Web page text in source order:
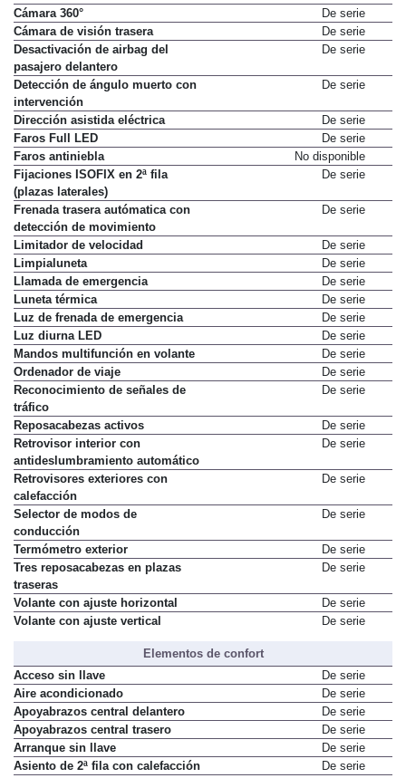
Control de velocidad
De serie
Cámara 360°
De serie
Cámara de visión trasera
De serie
Desactivación de airbag del
pasajero delantero
Detección de ángulo muerto con
intervención
Dirección asistida eléctrica
De serie
Faros Full LED
De serie
Faros antiniebla
No disponible
Fijaciones ISOFIX en 2ª fila
(plazas laterales)
Frenada trasera autómatica con
detección de movimiento
Limitador de velocidad
De serie
Limpialuneta
De serie
Llamada de emergencia
De serie
Luneta térmica
De serie
Luz de frenada de emergencia
De serie
Luz diurna LED
De serie
Mandos multifunción en volante
De serie
Ordenador de viaje
De serie
Reconocimiento de señales de
tráfico
Reposacabezas activos
De serie
Retrovisor interior con
antideslumbramiento automático
Retrovisores exteriores con
calefacción
Selector de modos de
conducción
Termómetro exterior
De serie
Tres reposacabezas en plazas
traseras
Volante con ajuste horizontal
De serie
Elementos de confort
Acceso sin llave
De serie
Aire acondicionado
De serie
Apoyabrazos central delantero
De serie
Apoyabrazos central trasero
De serie
Arranque sin llave
De serie